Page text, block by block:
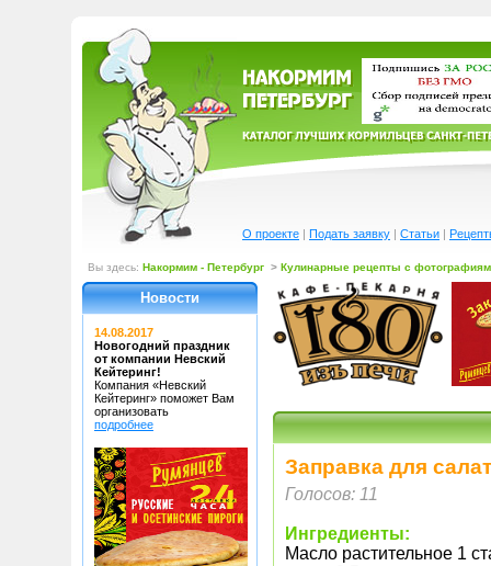
Заправка для
Голосов: 11
Ингредиенты:
Масло растительное 1
Новости
14.08.2017
Новогодний праздник
от компании Невский
Кейтеринг!
Компания «Невский
Кейтеринг» поможет Вам
организовать
подробнее
О проекте | Подать заявку | Статьи |
Вы здесь: Накормим - Петербург > Кулинарные рецепты с